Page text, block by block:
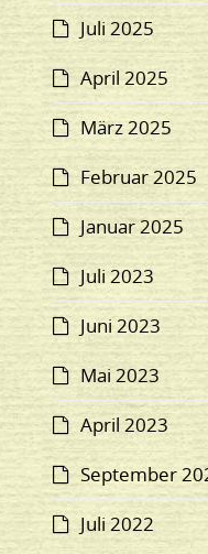
Juli 2025
April 2025
März 2025
Februar 2025
Januar 2025
Juli 2023
Juni 2023
Mai 2023
April 2023
September
Juli 2022